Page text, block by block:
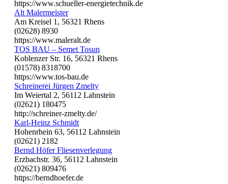
https://www.schueller-energietechnik.de
Alt Malermeister
Am Kreisel 1, 56321 Rhens
(02628) 8930
https://www.maleralt.de
TOS BAU – Semet Tosun
Koblenzer Str. 16, 56321 Rhens
(01578) 8318700
https://www.tos-bau.de
Schreinerei Jürgen Zmelty
Im Weiertal 2, 56112 Lahnstein
(02621) 180475
http://schreiner-zmelty.de/
Karl-Heinz Schmidt
Hohenrhein 63, 56112 Lahnstein
(02621) 2182
Bernd Höfer Fliesenverlegung
Erzbachstr. 36, 56112 Lahnstein
(02621) 809476
https://berndhoefer.de